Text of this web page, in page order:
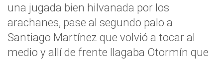
una jugada bien hilvanada por los
arachanes, pase al segundo palo a
Santiago Martínez que volvió a tocar al
medio y allí de frente llagaba Otormín que